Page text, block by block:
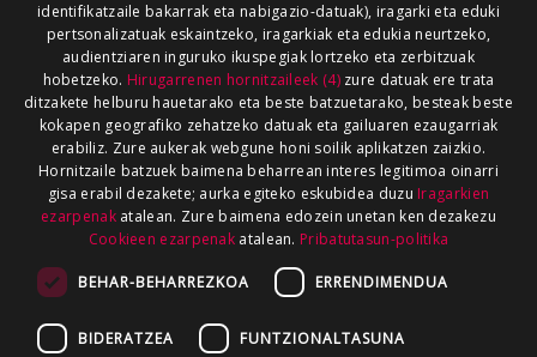
identifikatzaile bakarrak eta nabigazio-datuak), iragarki eta eduki
pertsonalizatuak eskaintzeko, iragarkiak eta edukia neurtzeko,
audientziaren inguruko ikuspegiak lortzeko eta zerbitzuak
hobetzeko. Hirugarrenen hornitzaileek (4)zure datuak ere trata
ditzakete helburu hauetarako eta beste batzuetarako, besteak beste
kokapen geografiko zehatzeko datuak eta gailuaren ezaugarriak
erabiliz. Zure aukerak webgune honi soilik aplikatzen zaizkio.
Hornitzaile batzuek baimena beharrean interes legitimoa oinarri
gisa erabil dezakete; aurka egiteko eskubidea duzu Iragarkien
ezarpenakatalean. Zure baimena edozein unetan ken dezakezu
Cookieen ezarpenak atalean. Pribatutasun-politika
BEHAR-BEHARREZKOA ERRENDIMENDUA
BIDERATZEA FUNTZIONALTASUNA